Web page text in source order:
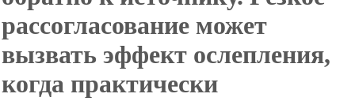
рассогласование может
вызвать эффект ослепления,
когда практически